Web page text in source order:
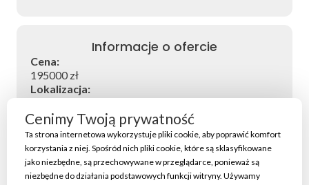
Informacje o ofercie
Cena:
195000 zł
Lokalizacja:
Bydgoszcz
Kategoria:
Sprzedaż
Typ:
Powierzchnia
Cenimy Twoją prywatność
Ta strona internetowa wykorzystuje pliki cookie, aby poprawić komfort
korzystania z niej. Spośród nich pliki cookie, które są sklasyfikowane
jako niezbędne, są przechowywane w przeglądarce, ponieważ są
niezbędne do działania podstawowych funkcji witryny. Używamy